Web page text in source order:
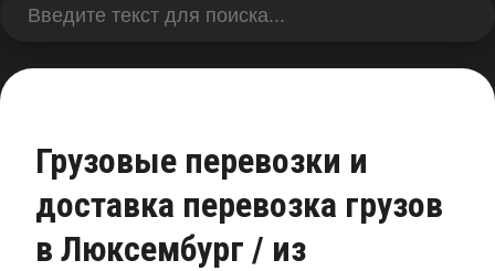
Грузовые перевозки и
доставка перевозка грузов
в Люксембург / из